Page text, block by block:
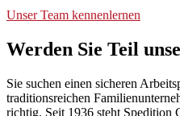
Unser Team kennenlernen
Werden Sie Teil
Sie suchen einen sicheren
traditionsreichen
richtig. Seit 1936 steht Spedition